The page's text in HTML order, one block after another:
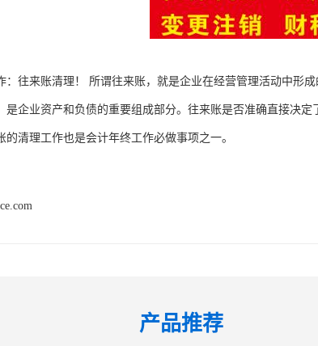
：往来账清理！ 所谓往来账，就是企业在经营管理活动中形
是企业资产和负债的重要组成部分。往来账是否准确直接决定
的清理工作也是会计年终工作必做事项之一。
产品推荐